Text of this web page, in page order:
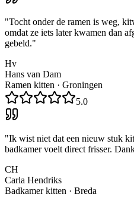
"Tocht onder de ramen is weg,
omdat ze iets later kwamen dan
gebeld."
Hv
Hans van Dam
Ramen kitten · Groningen
5.0
"Ik wist niet dat een nieuw stuk
badkamer voelt direct frisser.
CH
Carla Hendriks
Badkamer kitten · Breda